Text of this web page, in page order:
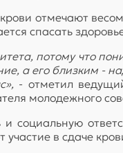
отмечают
спасать
потому что
а его близким -
- отметил
молодежного
социальную
в сдаче